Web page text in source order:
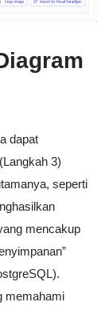
dapat
(Langkah 3)
seperti
mencakup
memahami